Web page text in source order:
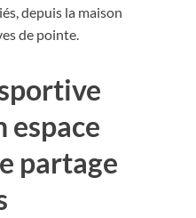
depuis la maison
de pointe.
espace
partage